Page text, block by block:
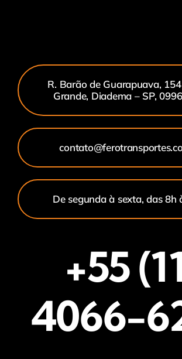
R. Barão de Guarapuava,
Grande, Diadema – SP,
De segunda à sexta, das 8h
+55
4066-